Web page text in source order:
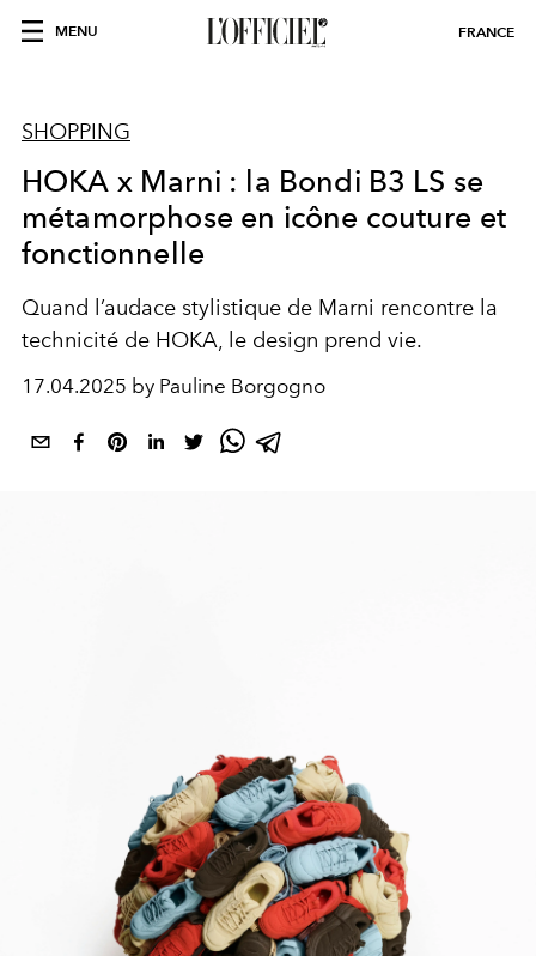
MENU FRANCE
SHOPPING
HOKA x Marni : la Bondi B3 LS se
métamorphose en icône couture et
fonctionnelle
Quand l’audace stylistique de Marni rencontre la
technicité de HOKA, le design prend vie.
17.04.2025 by Pauline Borgogno